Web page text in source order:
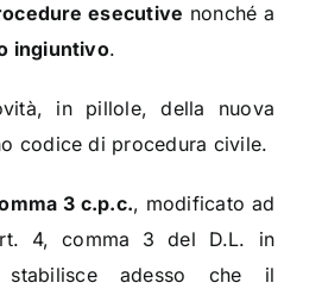
esecutive nonché a
ingiuntivo.
in pillole, della nuova
codice di procedura civile.
3 c.p.c., modificato ad
4, comma 3 del D.L. in
stabilisce adesso che il